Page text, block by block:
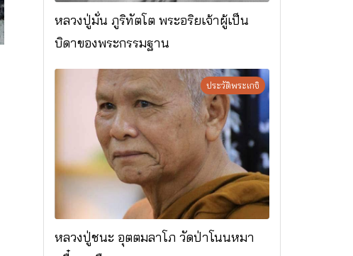
หลวงปู่มั่น ภูริทัตโต พระอริยเจ้าผู้เป็น
บิดาของพระกรรมฐาน
ประวัติพระเกจิ
หลวงปู่ชนะ อุตตมลาโภ วัดป่าโนนหมา